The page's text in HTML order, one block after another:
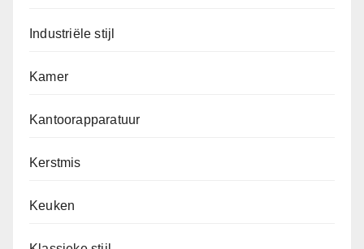
Industriële stijl
Kamer
Kantoorapparatuur
Kerstmis
Keuken